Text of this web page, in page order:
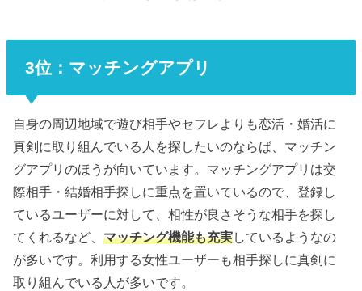
3位：マッチングアプリ
自身の周辺地域で遊び相手やセフレよりも恋活・婚活に
真剣に取り組んでいる人を探したいのならば、マッチン
グアプリのほうが向いています。マッチングアプリは交
際相手・結婚相手探しに重点を置いているので、登録し
ているユーザーに対して、相性が良さそうな相手を探し
てくれるなど、マッチング機能も充実しているようなの
が多いです。利用する女性ユーザーも相手探しに真剣に
取り組んでいる人が多いです。